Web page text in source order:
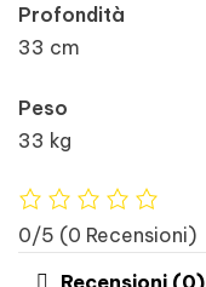
Profondità
33 cm
Peso
33 kg
0/5 (0 Recensioni)
Recensioni (0)